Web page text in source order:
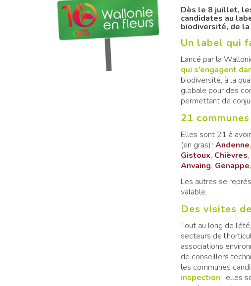
Dès le 8 juillet,
candidates au
biodiversité, de
Un label qui
Lancé par la
qui s’engagent
biodiversité, à la
globale pour des
permettant de
21
Elles sont 21 à
(en gras) : Andenne
Gistoux, Chièvres
Anvaing, Genappe,
Les autres se
valable.
Des visites
Tout au long de
secteurs de
associations
de conseillers
les communes
inspection : elles